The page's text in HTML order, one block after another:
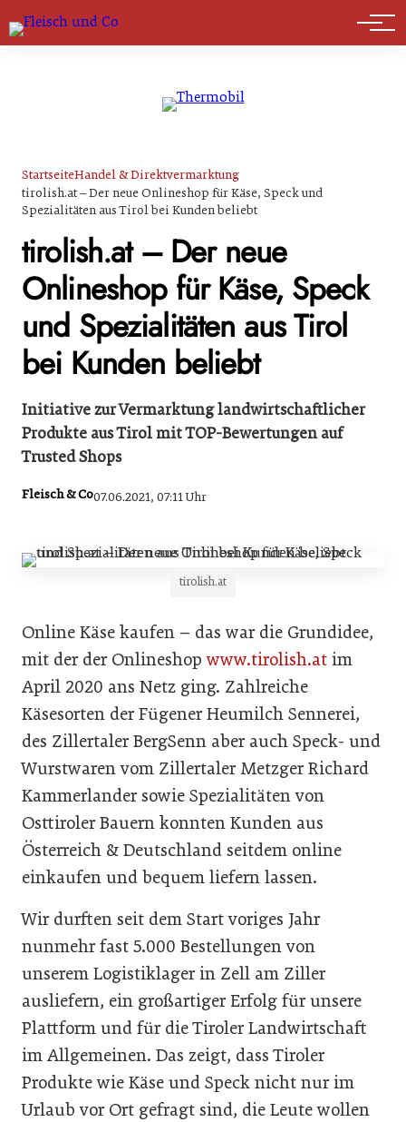
Marktführer
StartseiteHandel & Direktvermarktung
tirolish.at – Der neue Onlineshop für Käse, Speck und
Spezialitäten aus Tirol bei Kunden beliebt
tirolish.at – Der neue
Onlineshop für Käse, Speck
und Spezialitäten aus Tirol
bei Kunden beliebt
Initiative zur Vermarktung landwirtschaftlicher
Produkte aus Tirol mit TOP-Bewertungen auf
Trusted Shops
Fleisch & Co07.06.2021, 07:11 Uhr
tirolish.at
Online Käse kaufen – das war die Grundidee,
mit der der Onlineshopwww.tirolish.at im
April 2020 ans Netz ging. Zahlreiche
Käsesorten der Fügener Heumilch Sennerei,
des Zillertaler BergSenn aber auch Speck- und
Wurstwaren vom Zillertaler Metzger Richard
Kammerlander sowie Spezialitäten von
Osttiroler Bauern konnten Kunden aus
Österreich & Deutschland seitdem online
einkaufen und bequem liefern lassen.
Wir durften seit dem Start voriges Jahr
nunmehr fast 5.000 Bestellungen von
unserem Logistiklager in Zell am Ziller
ausliefern, ein großartiger Erfolg für unsere
Plattform und für die Tiroler Landwirtschaft
im Allgemeinen. Das zeigt, dass Tiroler
Produkte wie Käse und Speck nicht nur im
Urlaub vor Ort gefragt sind, die Leute wollen